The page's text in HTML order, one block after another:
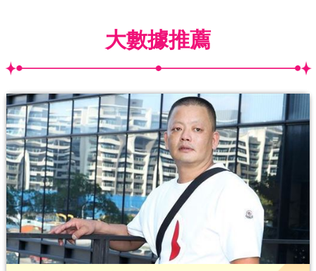
大數據推薦